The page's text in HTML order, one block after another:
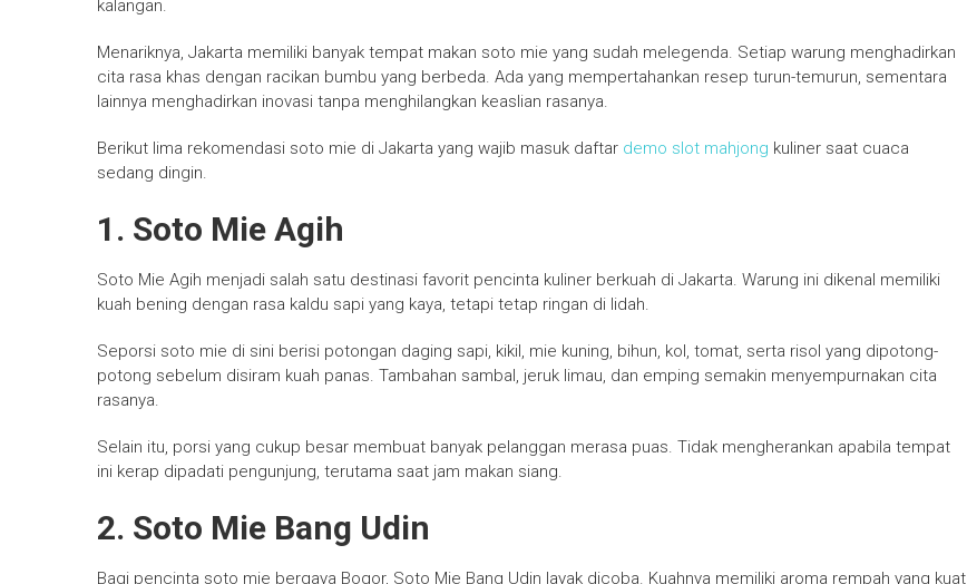
kalangan.
Menariknya, Jakarta memiliki banyak tempat makan soto mie yang sudah melegenda. Setiap warung menghadirkan
cita rasa khas dengan racikan bumbu yang berbeda. Ada yang mempertahankan resep turun-temurun, sementara
lainnya menghadirkan inovasi tanpa menghilangkan keaslian rasanya.
Berikut lima rekomendasi soto mie di Jakarta yang wajib masuk daftar demo slot mahjong kuliner saat cuaca
sedang dingin.
1. Soto Mie Agih
Soto Mie Agih menjadi salah satu destinasi favorit pencinta kuliner berkuah di Jakarta. Warung ini dikenal memiliki
kuah bening dengan rasa kaldu sapi yang kaya, tetapi tetap ringan di lidah.
Seporsi soto mie di sini berisi potongan daging sapi, kikil, mie kuning, bihun, kol, tomat, serta risol yang dipotong-
potong sebelum disiram kuah panas. Tambahan sambal, jeruk limau, dan emping semakin menyempurnakan cita
rasanya.
Selain itu, porsi yang cukup besar membuat banyak pelanggan merasa puas. Tidak mengherankan apabila tempat
ini kerap dipadati pengunjung, terutama saat jam makan siang.
2. Soto Mie Bang Udin
Bagi pencinta soto mie bergaya Bogor, Soto Mie Bang Udin layak dicoba. Kuahnya memiliki aroma rempah yang kuat